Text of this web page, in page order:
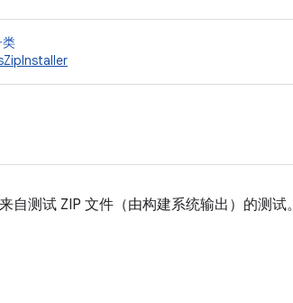
类
自测试 ZIP 文件（由构建系统输出）的测试。